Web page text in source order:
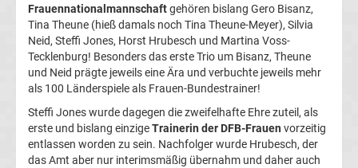
Frauen
Alle
Präsidenten
Frauennationalmannschaftgehören bislang Gero Bisanz,
Tina Theune (hieß damals noch Tina Theune-Meyer), Silvia
Neid, Steffi Jones, Horst Hrubesch und Martina Voss-
Tecklenburg! Besonders das erste Trio um Bisanz, Theune
und Neid prägte jeweils eine Ära und verbuchte jeweils mehr
als 100 Länderspiele als Frauen-Bundestrainer!
Steffi Jones wurde dagegen die zweifelhafte Ehre zuteil, als
erste und bislang einzigeTrainerin der DFB-Frauen vorzeitig
entlassen worden zu sein. Nachfolger wurde Hrubesch, der
das Amt aber nur interimsmäßig übernahm und daher auch